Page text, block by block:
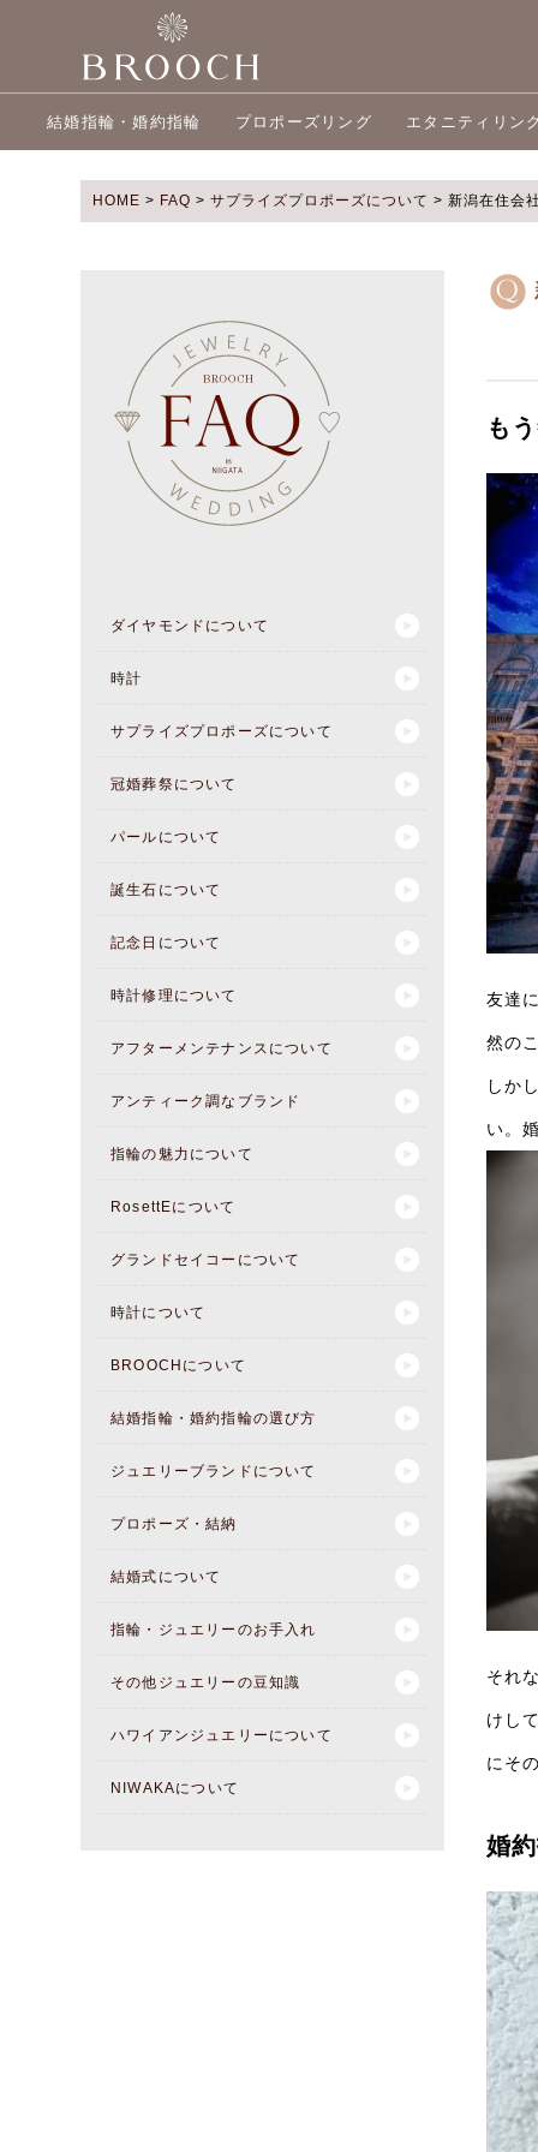
結婚指輪・婚約指輪 プロポーズリング エタニティリン
HOME > FAQ > サプライズプロポーズについて > 新潟在住会
ダイヤモンドについて
時計
サプライズプロポーズについて
冠婚葬祭について
パールについて
誕生石について
記念日について
時計修理について
アフターメンテナンスについて
アンティーク調なブランド
指輪の魅力について
RosettEについて
グランドセイコーについて
時計について
BROOCHについて
結婚指輪・婚約指輪の選び方
ジュエリーブランドについて
プロポーズ・結納
結婚式について
指輪・ジュエリーのお手入れ
その他ジュエリーの豆知識
ハワイアンジュエリーについて
NIWAKAについて
も
友達
然の
しか
い。
それ
けし
にそ
婚